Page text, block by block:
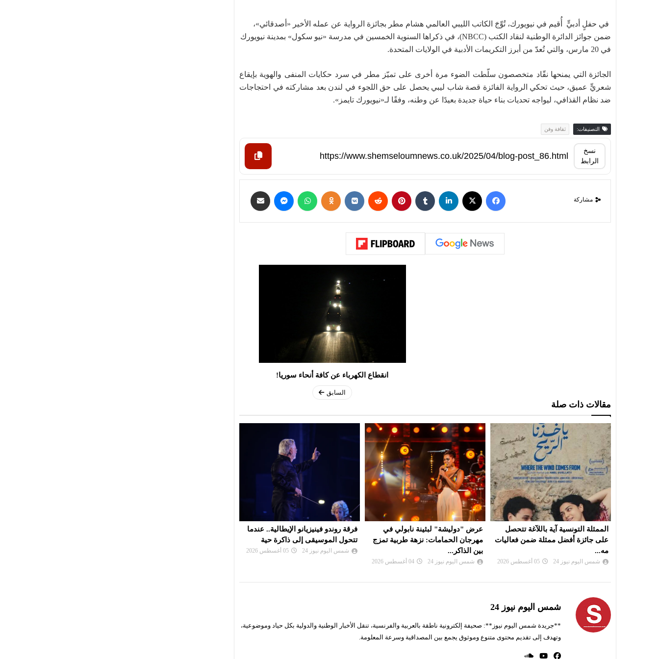
في حفلٍ أدبيٍّ أُقيم في نيويورك، تُوِّجَ الكاتب الليبي العالمي هشام مطر بجائزة الرواية عن عمله الأخير «أصدقائي»،
ضمن جوائز الدائرة الوطنية لنقاد الكتب (NBCC)، في ذكراها السنوية الخمسين في مدرسة «نيو سكول» بمدينة نيويورك
في 20 مارس، والتي تُعدّ من أبرز التكريمات الأدبية في الولايات المتحدة.
الجائزة التي يمنحها نقّاد متخصصون سلّطت الضوء مرة أخرى على تميّز مطر في سرد حكايات المنفى والهوية بإيقاع
شعريٍّ عميق، حيث تحكي الرواية الفائزة قصة شاب ليبي يحصل على حق اللجوء في لندن بعد مشاركته في احتجاجات
ضد نظام القذافي، ليواجه تحديات بناء حياة جديدة بعيدًا عن وطنه، وفقًا لـ«نيويورك تايمز».
التصنيفات: ثقافة وفن
نسخ
الرابط
مشاركة
انقطاع الكهرباء عن كافة أنحاء سوريا!
السابق
مقالات ذات صلة
عرض "دوليشة" لبثينة نابولي في
مهرجان الحمامات: نزهة طربية تمزج
بين الذاكر...
شمس اليوم نيوز 24 04 أغسطس 2026
فرقة روندو فينيزيانو الإيطالية.. عندما
تتحول الموسيقى إلى ذاكرة حية
شمس اليوم نيوز 24
الممثلة التونسية آية باللآغة تتحصل
على جائزة أفضل ممثلة ضمن فعاليات
مه...
شمس اليوم نيوز 24
**جريدة شمس اليوم نيوز**: صحيفة إلكترونية ناطقة بالعربية والفرنسية، تنقل الأخبار الوطنية والدولية بكل حياد وموضوعية،
وتهدف إلى تقديم محتوى متنوع وموثوق يجمع بين المصداقية وسرعة المعلومة.